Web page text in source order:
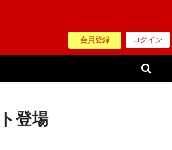
会員登録 ログイン
登場